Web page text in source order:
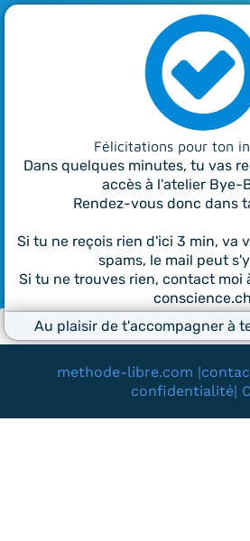
Félicitations pour ton
Dans quelques minutes, tu vas
accès à l'atelier Bye-
Rendez-vous donc dans
Si tu ne reçois rien d'ici 3 min, va
spams, le mail peut
Si tu ne trouves rien, contact moi
conscience.ch
Au plaisir de t'accompagner à
methode-libre.com |
confidentialité|